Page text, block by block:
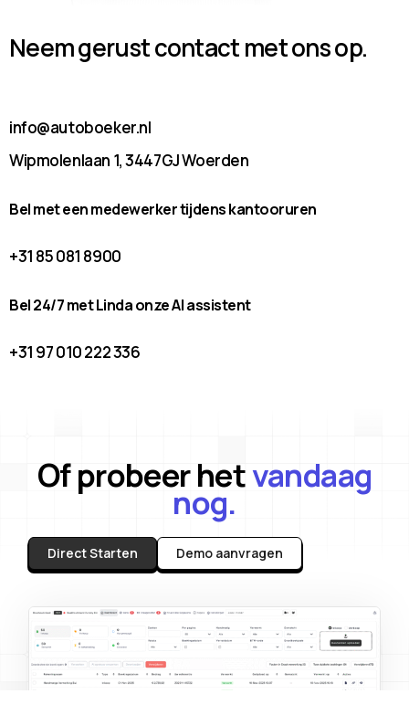
Neem gerust contact met ons op.
info@autoboeker.nl
Wipmolenlaan 1, 3447GJ Woerden
Bel met een medewerker tijdens kantooruren
+31 85 081 8900
Bel 24/7 met Linda onze AI assistent
+31 97 010 222 336
Of probeer hetvandaag
nog.
Direct Starten Demo aanvragen